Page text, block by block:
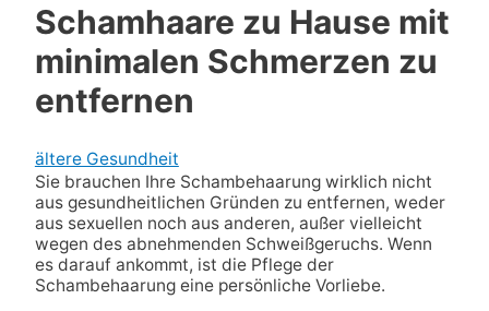
Schamhaare zu Hause mit
minimalen Schmerzen zu
entfernen
ältere Gesundheit
Sie brauchen Ihre Schambehaarung wirklich nicht
aus gesundheitlichen Gründen zu entfernen, weder
aus sexuellen noch aus anderen, außer vielleicht
wegen des abnehmenden Schweißgeruchs. Wenn
es darauf ankommt, ist die Pflege der
Schambehaarung eine persönliche Vorliebe.